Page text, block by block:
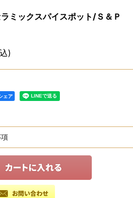
ミックスパイスポット/Ｓ＆Ｐ
)
ェア